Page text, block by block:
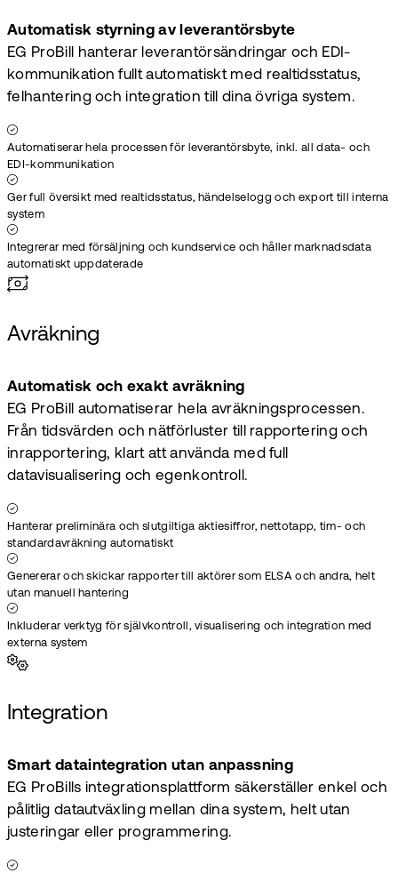
Automatisk styrning av leverantörsbyte
EG ProBill hanterar leverantörsändringar och EDI-
kommunikation fullt automatiskt med realtidsstatus,
felhantering och integration till dina övriga system.
Automatiserar hela processen för leverantörsbyte, inkl. all data- och
EDI-kommunikation
Ger full översikt med realtidsstatus, händelselogg och export till interna
system
Integrerar med försäljning och kundservice och håller marknadsdata
automatiskt uppdaterade
Avräkning
Automatisk och exakt avräkning
EG ProBill automatiserar hela avräkningsprocessen.
Från tidsvärden och nätförluster till rapportering och
inrapportering, klart att använda med full
datavisualisering och egenkontroll.
Hanterar preliminära och slutgiltiga aktiesiffror, nettotapp, tim- och
standardavräkning automatiskt
Genererar och skickar rapporter till aktörer som ELSA och andra, helt
utan manuell hantering
Inkluderar verktyg för självkontroll, visualisering och integration med
externa system
Integration
Smart dataintegration utan anpassning
EG ProBills integrationsplattform säkerställer enkel och
pålitlig datautväxling mellan dina system, helt utan
justeringar eller programmering.